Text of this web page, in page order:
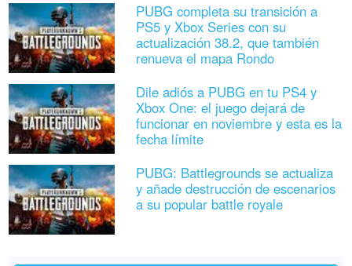
PUBG completa su transición a
PS5 y Xbox Series con su
actualización 38.2, que también
renueva el mapa Rondo
Dile adiós a PUBG en tu PS4 y
Xbox One: el juego dejará de
funcionar en noviembre y esta es la
fecha límite
PUBG: Battlegrounds se actualiza
y añade destrucción de escenarios
a su popular battle royale